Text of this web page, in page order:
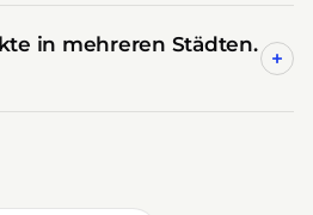
in mehreren Städten.
+